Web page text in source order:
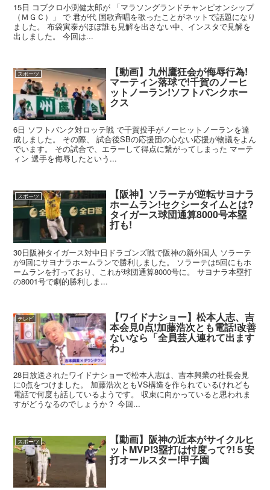
15日 コブクロ小渕健太郎が 「マラソングランドチャンピオンシップ
（ＭＧＣ）」 で 君が代 国歌斉唱を歌ったことがネットで話題になり
ました。 布袋寅泰がほぼ誰も見解を出さない中、インスタで見解を
出しました。 今回は...
スポーツ 【動画】九州鷹狂会が侮辱行為!
マーティン落球で!千賀のノーヒ
ットノーラン!ソフトバンクホー
クス
6日 ソフトバンク対ロッテ戦 で千賀投手がノーヒットノーランを達
成しました。 その際、 試合後SBの応援団の心ない応援が物議をよん
でいます。 その試合で、エラーして得点に繋がってしまった マーテ
ィン 選手を侮辱したという...
スポーツ 【阪神】ソラーテが逆転サヨナラ
ホームラン!セクシータイムとは?
タイガース球団通算8000号本塁
打も!
30日阪神タイガース対中日ドラゴンズ戦で阪神の新外国人 ソラーテ
が9回にサヨナラホームランで勝利しました。 ソラーテは5回にもホ
ームランを打っており、これが球団通算8000号に。 サヨナラ本塁打
の8001号で劇的勝利しま...
テレビ 【ワイドナショー】松本人志、吉
本会見0点!加藤浩次とも電話!改善
ないなら「全員芸人連れて出ます
わ」
28日放送されたワイドナショーで松本人志は、吉本興業の社長会見
に0点をつけました。 加藤浩次ともVS構造を作られているけれども
電話で何度も話しているようです。 収束に向かっていると思われま
すがどうなるのでしょうか？ 今回...
スポーツ 【動画】阪神の近本がサイクルヒ
ットMVP!3塁打は忖度って?!５安
打オールスター!甲子園